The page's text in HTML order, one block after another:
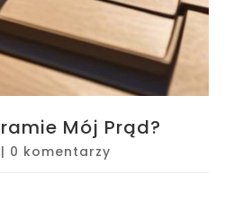
Mój Prąd?
| 0 komentarzy